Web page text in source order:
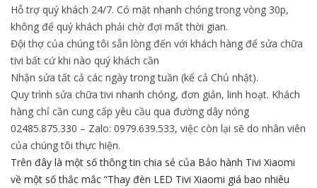
Hỗ trợ quý khách 24/7. Có mặt nhanh chóng trong vòng 30p,
không để quý khách phải chờ đợi mất thời gian.
Đội thợ của chúng tôi sẵn lòng đến với khách hàng để sửa chữa
tivi bất cứ khi nào quý khách cần
Nhận sửa tất cả các ngày trong tuần (kể cả Chủ nhật).
Quy trình sửa chữa tivi nhanh chóng, đơn giản, linh hoạt. Khách
hàng chỉ cần cung cấp yêu cầu qua đường dây nóng
02485.875.330 – Zalo: 0979.639.533, việc còn lại sẽ do nhân viên
của chúng tôi thực hiện.
Trên đây là một số thông tin chia sẻ của Bảo hành Tivi Xiaomi
về một số thắc mắc “Thay đèn LED Tivi Xiaomi giá bao nhiêu